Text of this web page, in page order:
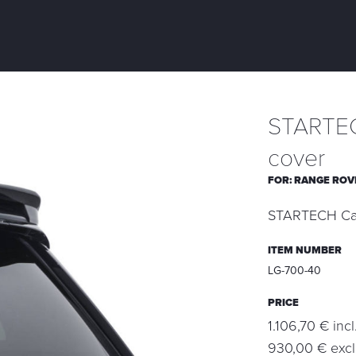
cover
FOR:RANGE
STARTECH
ITEM NUMBER
LG-700-40
PRICE
1.106,70 €
930,00 €